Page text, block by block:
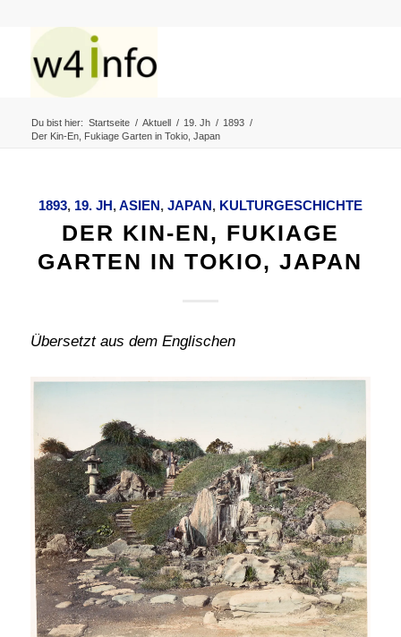
Du bist hier: Startseite / Aktuell / 19. Jh / 1893 /
Der Kin-En, Fukiage Garten in Tokio, Japan
1893, 19. JH,ASIEN, JAPAN, KULTURGESCHICHTE
DER KIN-EN, FUKIAGE
GARTEN IN TOKIO, JAPAN
Übersetzt aus dem Englischen